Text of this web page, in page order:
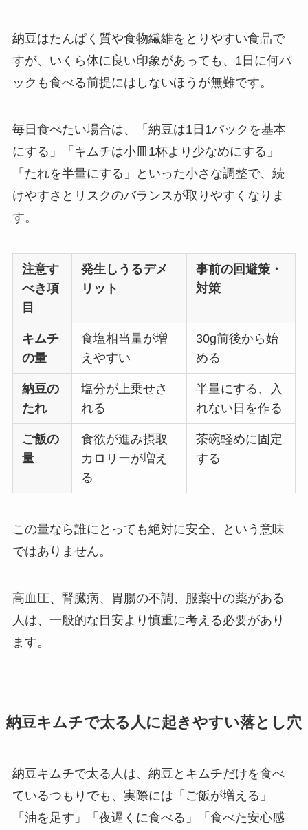
納豆はたんぱく質や食物繊維をとりやすい食品で
すが、いくら体に良い印象があっても、1日に何パ
ックも食べる前提にはしないほうが無難です。
毎日食べたい場合は、「納豆は1日1パックを基本
にする」「キムチは小皿1杯より少なめにする」
「たれを半量にする」といった小さな調整で、続
けやすさとリスクのバランスが取りやすくなりま
す。
注意す
べき項
目
発生しうるデメ
リット
事前の回避策・
対策
キムチ
の量
食塩相当量が増
えやすい
30g前後から始
める
納豆の
たれ
塩分が上乗せさ
れる
半量にする、入
れない日を作る
ご飯の
量
食欲が進み摂取
カロリーが増え
る
茶碗軽めに固定
する
この量なら誰にとっても絶対に安全、という意味
ではありません。
高血圧、腎臓病、胃腸の不調、服薬中の薬がある
人は、一般的な目安より慎重に考える必要があり
ます。
納豆キムチで太る人に起きやすい落とし穴
納豆キムチで太る人は、納豆とキムチだけを食べ
ているつもりでも、実際には「ご飯が増える」
「油を足す」「夜遅くに食べる」「食べた安心感